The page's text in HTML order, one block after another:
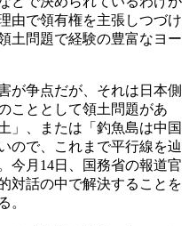
由で領有権を主張しつづけ
土問題で経験の豊富なヨー
が争点だが、それは日本側
こととして領土問題があ
」、または「釣魚島は中国
ので、これまで平行線を辿
今月14日、国務省の報道官
対話の中で解決することを
。